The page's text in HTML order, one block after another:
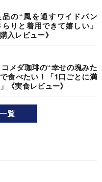
品の“風を通すワイドパン
りと着用できて嬉しい」
入レビュー》
メダ珈琲の“幸せの塊みた
食べたい！「1口ごとに満
《実食レビュー》
覧